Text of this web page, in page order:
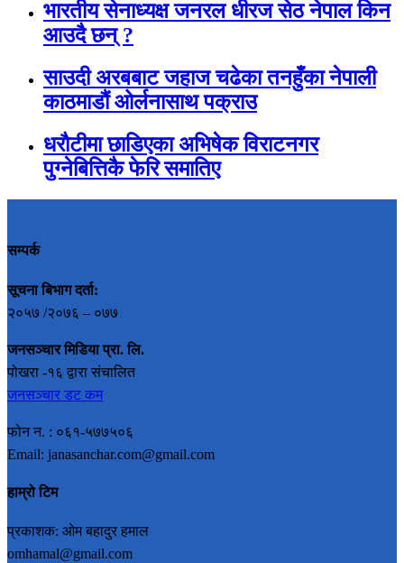
भारतीय सेनाध्यक्ष जनरल धीरज सेठ नेपाल किन
आउदै छन् ?
साउदी अरबबाट जहाज चढेका तनहुँका नेपाली
काठमाडौं ओर्लनासाथ पक्राउ
धराैटीमा छाडिएका अभिषेक विराटनगर
पुग्नेबित्तिकै फेरि समातिए
सम्पर्क
सूचना बिभाग दर्ता:
२०५७ /२०७६ – ०७७
जनसञ्चार मिडिया प्रा. लि.
पोखरा -१६ द्वारा संचालित
जनसञ्चार डट कम
फोन न. : ०६१-५७७५०६
Email: janasanchar.com@gmail.com
हाम्रो टिम
प्रकाशक: ओम बहादुर हमाल
omhamal@gmail.com